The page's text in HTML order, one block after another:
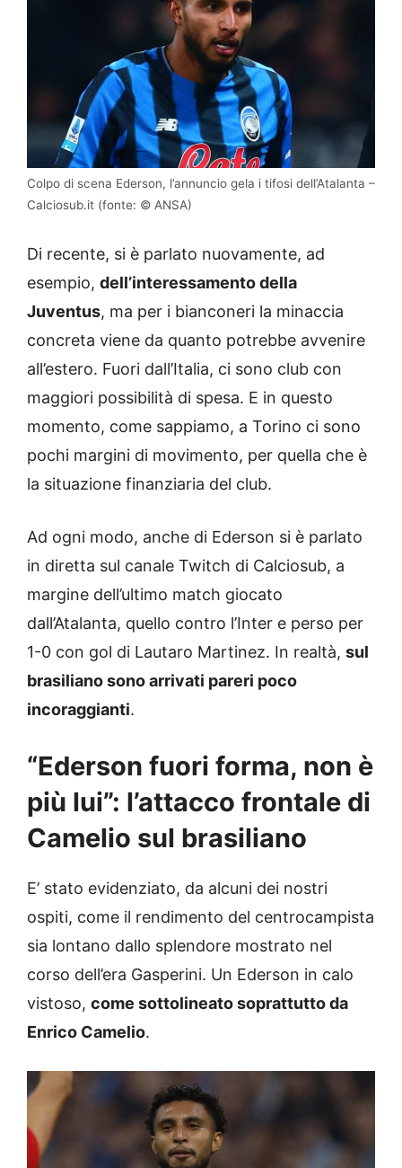
Colpo di scena Ederson, l’annuncio gela i tifosi dell’Atalanta –
Calciosub.it (fonte: © ANSA)
Di recente, si è parlato nuovamente, ad
esempio, dell’interessamento della
Juventus, ma per i bianconeri la minaccia
concreta viene da quanto potrebbe avvenire
all’estero. Fuori dall’Italia, ci sono club con
maggiori possibilità di spesa. E in questo
momento, come sappiamo, a Torino ci sono
pochi margini di movimento, per quella che è
la situazione finanziaria del club.
Ad ogni modo, anche di Ederson si è parlato
in diretta sul canale Twitch di Calciosub, a
margine dell’ultimo match giocato
dall’Atalanta, quello contro l’Inter e perso per
1-0 con gol di Lautaro Martinez. In realtà, sul
brasiliano sono arrivati pareri poco
incoraggianti.
“Ederson fuori forma, non è
più lui”: l’attacco frontale di
Camelio sul brasiliano
E’ stato evidenziato, da alcuni dei nostri
ospiti, come il rendimento del centrocampista
sia lontano dallo splendore mostrato nel
corso dell’era Gasperini. Un Ederson in calo
vistoso, come sottolineato soprattutto da
Enrico Camelio.